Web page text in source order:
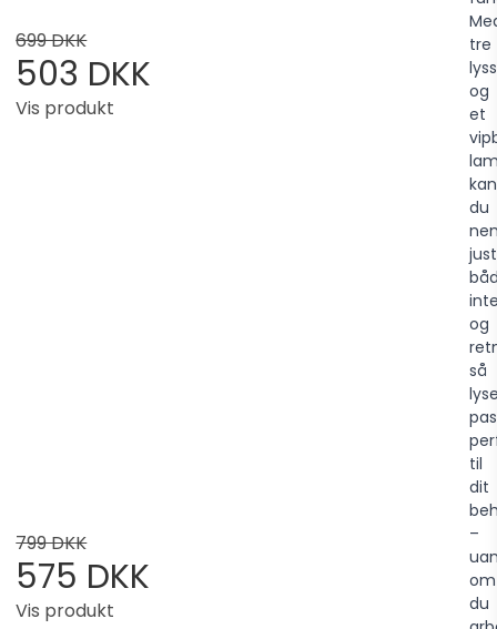
699 DKK
503 DKK
Vis produkt
799 DKK
575 DKK
Vis produkt
tre
og
et
kan
du
og
så
til
dit
–
om
du